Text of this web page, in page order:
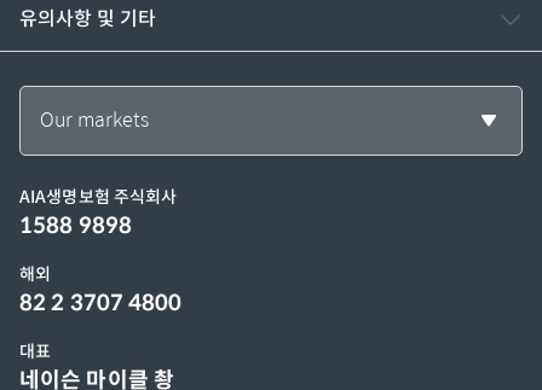
유의사항 및 기타
Our markets
AIA생명보험 주식회사
1588 9898
해외
82 2 3707 4800
대표
네이슨 마이클 촹